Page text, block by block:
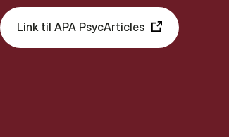
Link til APA PsycArticles